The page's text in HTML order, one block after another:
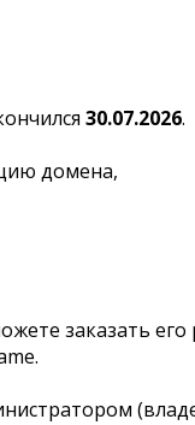
30.07.2026.
домена,
заказать